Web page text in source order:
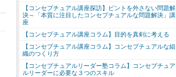
【コンセプチュアル講座探訪】ピントを外さない問題解
決～「本質に注目したコンセプチュアルな問題解決」講
座
【コンセプチュアル講座コラム】目的を真剣に考える
【コンセプチュアル講座コラム】コンセプチュアルな組
織のつくり方
【コンセプチュアルリーダー塾コラム】コンセプチュア
ルリーダーに必要な３つのスキル